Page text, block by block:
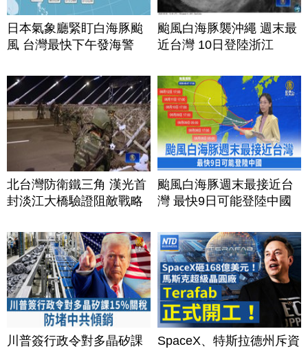
日本氣象廳緊盯白海豚颱
風 台灣最快下午發海警
颱風白海豚襲沖繩 週末最
近台灣 10日登陸浙江
北台灣防衛鐵三角 漢光首
封淡江大橋驗證阻敵戰略
颱風白海豚週末最接近台
灣 最快9日可能登陸中國
川普簽行政令對多晶矽課
SpaceX、特斯拉德州斥資